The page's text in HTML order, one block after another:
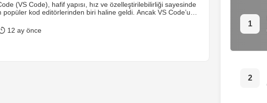
(VS Code), hafif yapısı, hız ve özelleştirilebilirliği sayesinde
popüler kod editörlerinden biri haline geldi. Ancak VS Code’u
işini kolaylaştıran Visual Studio Code eklentilerini
– Code Formatter 2. ESLint 3. GitLens 4. Live Server […]
12 ay önce